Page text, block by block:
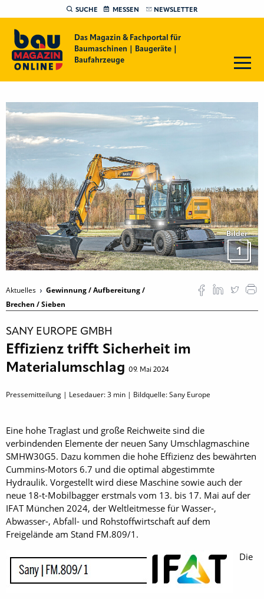
SUCHE MESSEN NEWSLETTER
Das Magazin & Fachportal für
Baumaschinen | Baugeräte |
Baufahrzeuge
Bilder
1
Aktuelles
Gewinnung / Aufbereitung /
Brechen / Sieben
SANY EUROPE GMBH
Effizienz trifft Sicherheit im
Materialumschlag 09. Mai 2024
Pressemitteilung | Lesedauer:3 min | Bildquelle: Sany Europe
Eine hohe Traglast und große Reichweite sind die
verbindenden Elemente der neuen Sany Umschlagmaschine
SMHW30G5. Dazu kommen die hohe Effizienz des bewährten
Cummins-Motors 6.7 und die optimal abgestimmte
Hydraulik. Vorgestellt wird diese Maschine sowie auch der
neue 18-t-Mobilbagger erstmals vom 13. bis 17. Mai auf der
IFAT München 2024, der Weltleitmesse für Wasser-,
Abwasser-, Abfall- und Rohstoffwirtschaft auf dem
Freigelände am Stand FM.809/1.
Die